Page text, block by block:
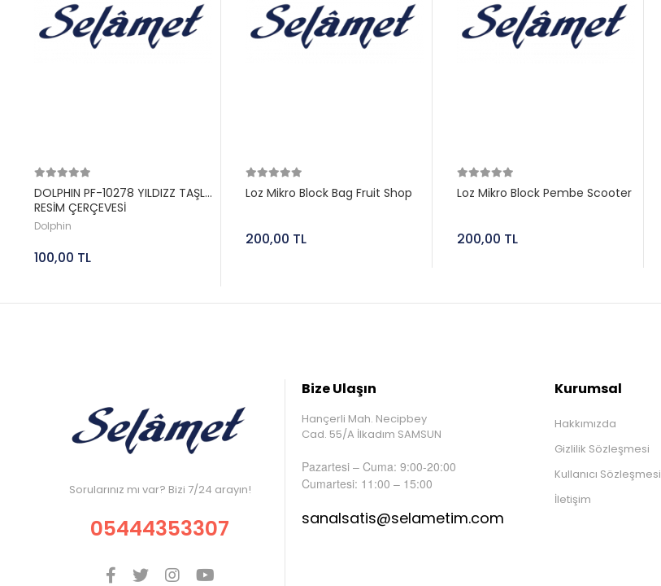
DOLPHIN PF-10278 YILDIZZ TAŞLI
RESİM ÇERÇEVESİ
Dolphin
100,00 TL
Loz Mikro Block Bag Fruit Shop
200,00 TL
Loz Mikro Block Pembe Scooter
200,00 TL
Sorularınız mı var? Bizi 7/24 arayın!
05444353307
Bize Ulaşın
Hançerli Mah. Necipbey
Cad. 55/A İlkadım SAMSUN
Pazartesi – Cuma: 9:00-20:00
Cumartesi: 11:00 – 15:00
sanalsatis@selametim.com
Kurumsal
Hakkımızda
Gizlilik Sözleşmesi
Kullanıcı Sözleşmesi
İletişim